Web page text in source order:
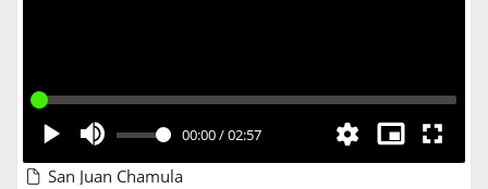
00:00/02:57
San Juan Chamula